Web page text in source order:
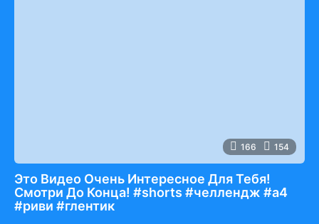
166 154
Это Видео Очень Интересное Для Тебя!
Смотри До Конца! #shorts #челлендж #а4
#риви #глентик